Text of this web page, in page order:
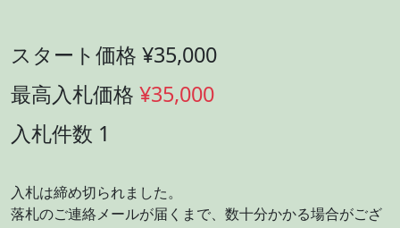
スタート価格 ¥35,000
最高入札価格 ¥35,000
入札件数 1
入札は締め切られました。
落札のご連絡メールが届くまで、数十分かかる場合がござ